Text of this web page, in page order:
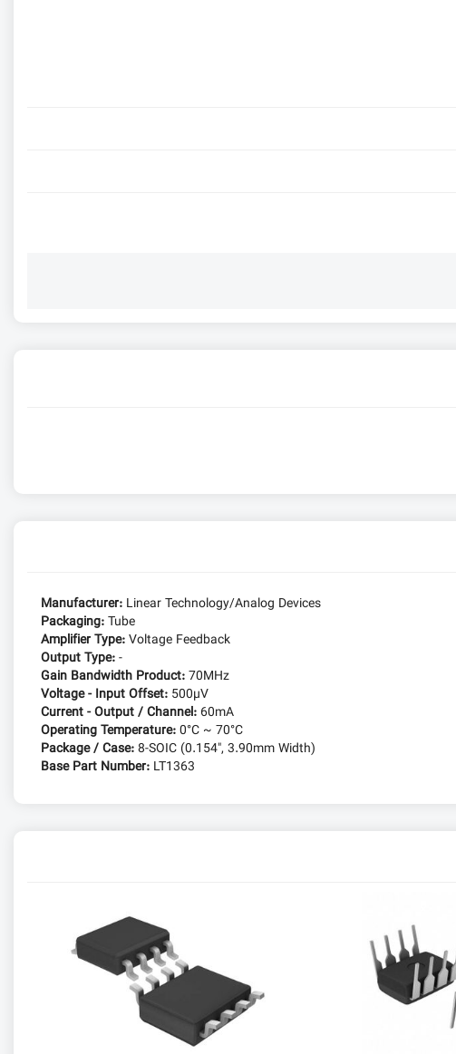
Manufacturer: Linear Technology/Analog Devices
Packaging:Tube
Amplifier Type:Voltage Feedback
Output Type:-
Gain Bandwidth Product:70MHz
Voltage - Input Offset: 500µV
Current - Output / Channel: 60mA
Operating Temperature:0°C ~ 70°C
Package / Case:8-SOIC (0.154", 3.90mm Width)
Base Part Number: LT1363